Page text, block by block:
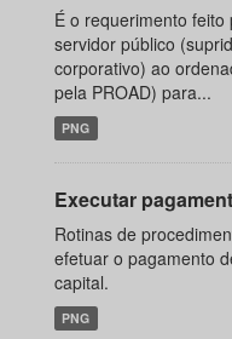
É o requerimento
servidor público
corporativo) ao
pela PROAD) para...
PNG
Executar
Rotinas de
efetuar o pagamento
capital.
PNG